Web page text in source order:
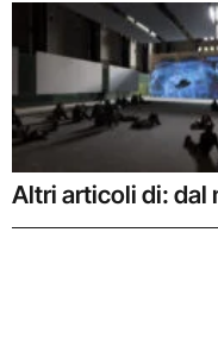
Altri articoli di: dal